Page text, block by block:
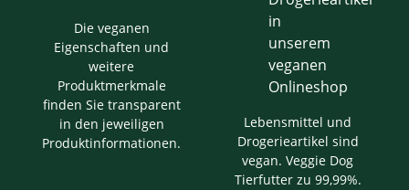
Die veganen
Eigenschaften und
weitere
Produktmerkmale
finden Sie transparent
in den jeweiligen
Produktinformationen.
Lebensmittel und
Drogerieartikel sind
vegan. Veggie Dog
Tierfutter zu 99,99%.